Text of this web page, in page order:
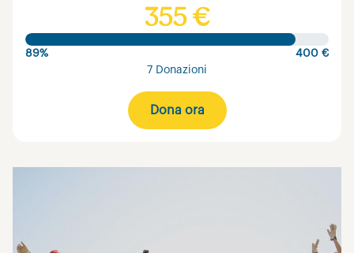
355 €
89%
400 €
7 Donazioni
Dona ora